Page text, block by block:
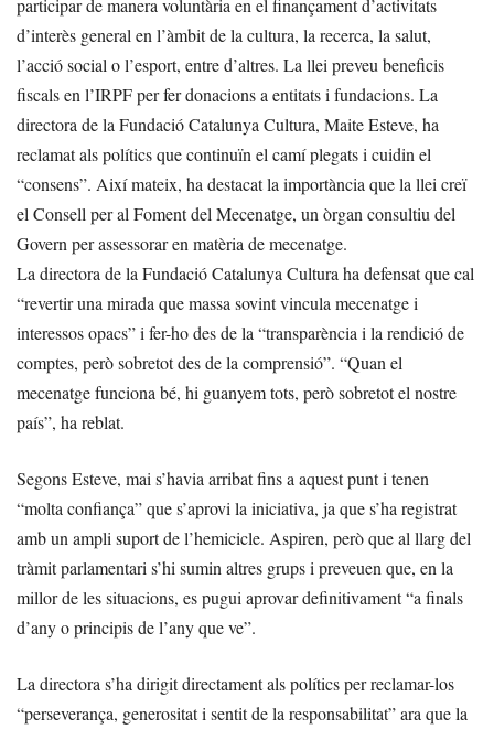
d’interès general en l’àmbit de la cultura, la recerca, la salut,
l’acció social o l’esport, entre d’altres. La llei preveu beneficis
fiscals en l’IRPF per fer donacions a entitats i fundacions. La
directora de la Fundació Catalunya Cultura, Maite Esteve, ha
reclamat als polítics que continuïn el camí plegats i cuidin el
“consens”. Així mateix, ha destacat la importància que la llei creï
el Consell per al Foment del Mecenatge, un òrgan consultiu del
Govern per assessorar en matèria de mecenatge.
La directora de la Fundació Catalunya Cultura ha defensat que cal
“revertir una mirada que massa sovint vincula mecenatge i
interessos opacs” i fer-ho des de la “transparència i la rendició de
comptes, però sobretot des de la comprensió”. “Quan el
mecenatge funciona bé, hi guanyem tots, però sobretot el nostre
país”, ha reblat.
Segons Esteve, mai s’havia arribat fins a aquest punt i tenen
“molta confiança” que s’aprovi la iniciativa, ja que s’ha registrat
amb un ampli suport de l’hemicicle. Aspiren, però que al llarg del
tràmit parlamentari s’hi sumin altres grups i preveuen que, en la
millor de les situacions, es pugui aprovar definitivament “a finals
d’any o principis de l’any que ve”.
La directora s’ha dirigit directament als polítics per reclamar-los
“perseverança, generositat i sentit de la responsabilitat” ara que la